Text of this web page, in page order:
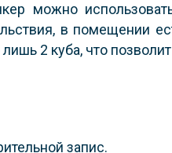
можно
в помещении
2 куба, что
запис.